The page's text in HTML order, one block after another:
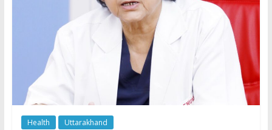
Health Uttarakhand